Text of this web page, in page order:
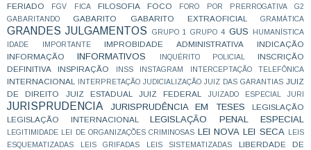
FERIADO FGV FICA FILOSOFIA FOCO FORO POR PRERROGATIVA
G2
GABARITANDO
GABARITO GABARITO EXTRAOFICIAL GRAMÁTICA
GRANDES JULGAMENTOS GRUPO 1 GRUPO 4 GUS
HUMANÍSTICA
IDADE
IMPORTANTE IMPROBIDADE ADMINISTRATIVA
INDICAÇÃO
INFORMAÇÃO
INFORMATIVOS INQUÉRITO POLICIAL
INSCRIÇÃO
DEFINITIVA
INSPIRAÇÃO INSS INSTAGRAM INTERCEPTAÇÃO TELEFÔNICA
INTERNACIONAL INTERPRETAÇÃO JUDICIALIZAÇÃO JUIZ DAS GARANTIAS JUIZ
DE DIREITO
JUIZ ESTADUAL JUIZ FEDERAL JUIZADO ESPECIAL JURI
JURISPRUDENCIA JURISPRUDÊNCIA EM TESES
LEGISLAÇÃO
LEGISLAÇÃO INTERNACIONAL
LEGISLAÇÃO PENAL ESPECIAL
LEGITIMIDADE LEI DE ORGANIZAÇÕES CRIMINOSAS LEI NOVA LEI SECA
LEIS
ESQUEMATIZADAS
LEIS GRIFADAS LEIS SISTEMATIZADAS
LIBERDADE DE